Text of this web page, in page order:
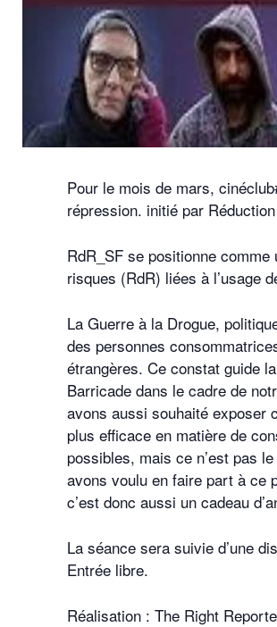
Pour le mois de mars,
répression. initié par
RdR_SF se positionne
risques (RdR) liées à l’usage
La Guerre à la Drogue,
des personnes
étrangères. Ce constat guide
Barricade dans le cadre de
avons aussi souhaité exposer
plus efficace en matière de
possibles, mais ce n’est pas
avons voulu en faire part à ce
c’est donc aussi un cadeau
La séance sera suivie d’une
Entrée libre.
Réalisation : The Right